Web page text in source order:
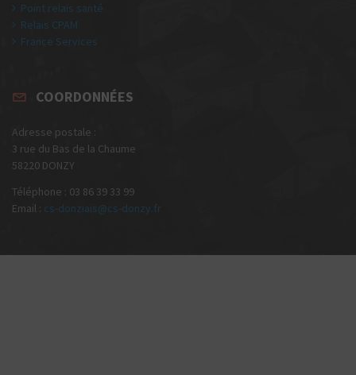
Point relais santé
Relais CPAM
France Services
COORDONNÉES
Adresse postale :
3 rue du Bas de la Chaume
58220 DONZY
Téléphone : 03 86 39 33 99
Email : cs-donziais@cs-donzy.fr